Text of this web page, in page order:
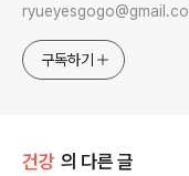
구독하기
건강 의 다른 글